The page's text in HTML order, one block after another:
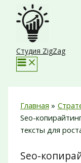
Перейти
содержимому
Студия ZigZag
Главная
Seo-
тексты для
Seo-